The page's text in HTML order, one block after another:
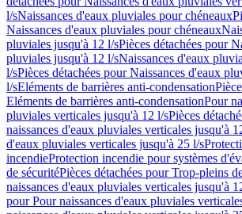
l/sNaissances d'eaux pluviales pour chéneaux
Naissances d'eaux pluviales pour chéneaux
pluviales jusqu'à 12 l/sPièces détachées pour
pluviales jusqu'à 12 l/sNaissances d'eaux
l/sPièces détachées pour Naissances d'eaux
l/sEléments de barrières anti-condensation
Eléments de barrières anti-condensationPour
pluviales verticales jusqu'à 12 l/sPièces
naissances d'eaux pluviales verticales jusqu'à
d'eaux pluviales verticales jusqu'à 25 l/s
incendieProtection incendie pour systèmes
de sécuritéPièces détachées pour Trop-pleins
naissances d'eaux pluviales verticales jusqu'à
pour Pour naissances d'eaux pluviales